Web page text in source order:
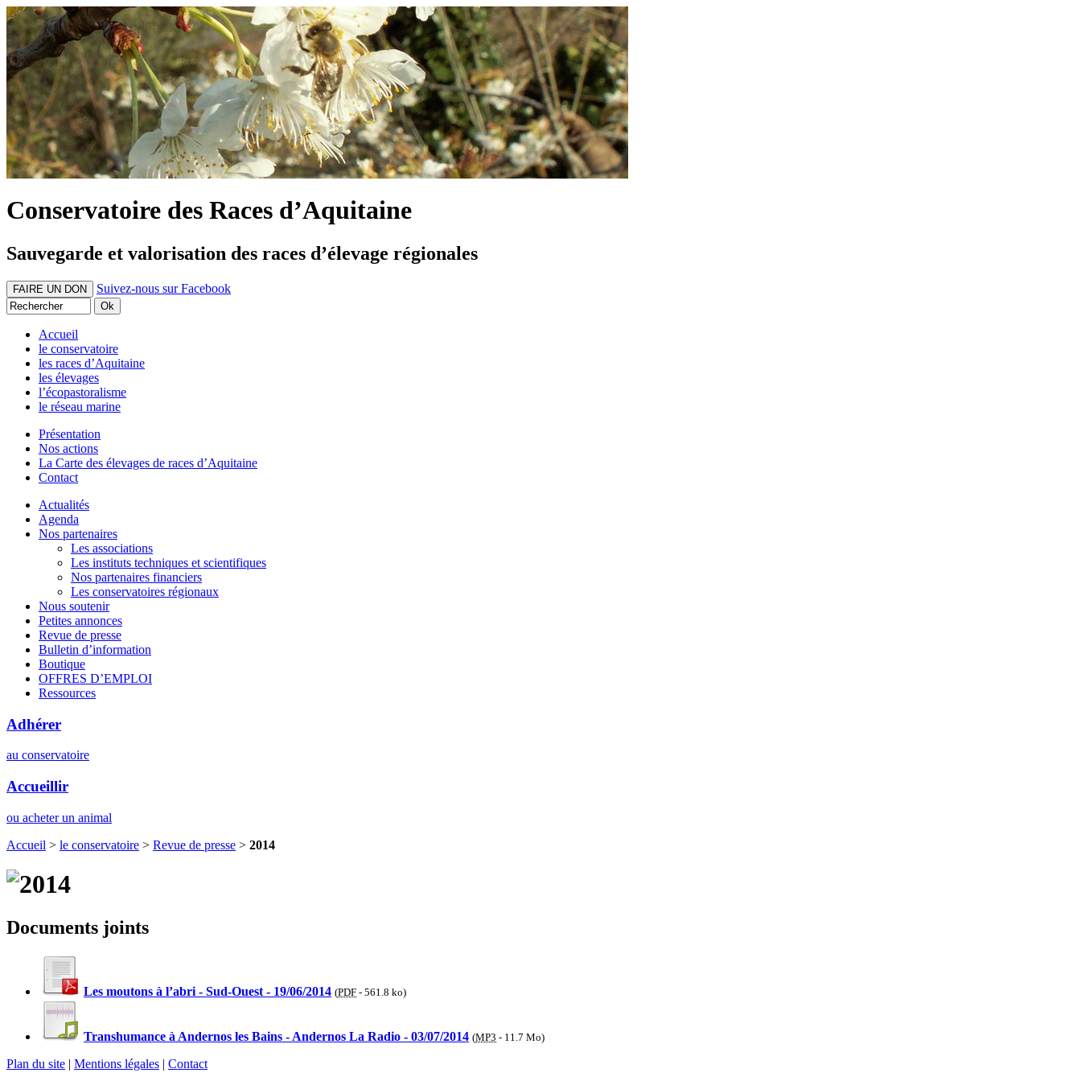
Conservatoire des Races d’Aquitaine
Sauvegarde et valorisation des races d’élevage régionales
FAIRE UN DON Suivez-nous sur Facebook
Accueil
le conservatoire
les races d’Aquitaine
les élevages
l’écopastoralisme
le réseau marine
Présentation
Nos actions
La Carte des élevages de races d’Aquitaine
Contact
Actualités
Agenda
Nos partenaires
Les associations
Les instituts techniques et scientifiques
Nos partenaires financiers
Les conservatoires régionaux
Nous soutenir
Petites annonces
Revue de presse
Bulletin d’information
Boutique
OFFRES D’EMPLOI
Ressources
Adhérer
au conservatoire
Accueillir
ou acheter un animal
Accueil > le conservatoire > Revue de presse > 2014
Documents joints
Les moutons à l’abri - Sud-Ouest - 19/06/2014 (PDF - 561.8 ko)
Transhumance à Andernos les Bains - Andernos La Radio - 03/07/2014 (MP3 - 11.7 Mo)
Plan du site | Mentions légales | Contact